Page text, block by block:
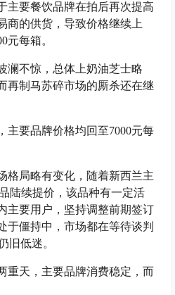
要餐饮品牌在拍后再次提高
商的供货，导致价格继续上
元每箱。
不惊，总体上奶油芝士略
再制马苏碎市场的厮杀还在继
要品牌价格均回至7000元每
局略有变化，随着新西兰主
陆续提价，该品种有一定活
主要用户，坚持调整前期签订
于僵持中，市场都在等待谈判
旧低迷。
天，主要品牌消费稳定，而